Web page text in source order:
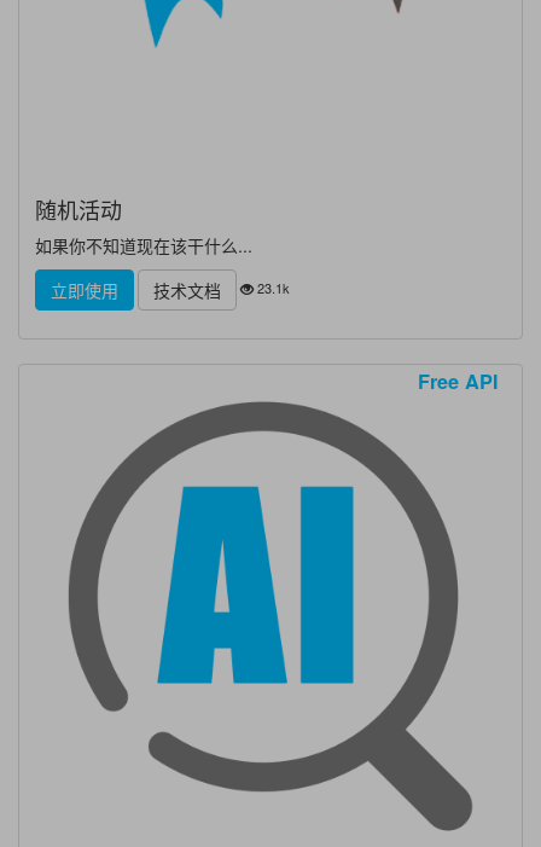
随机活动
如果你不知道现在该干什么...
立即使用
技术文档 23.1k
Free API